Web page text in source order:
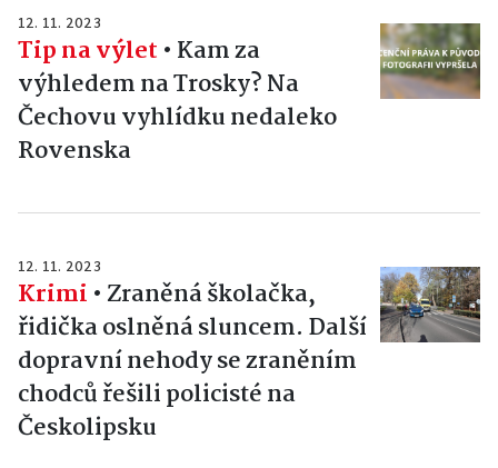
12. 11. 2023
Tip na výlet • Kam za
výhledem na Trosky? Na
Čechovu vyhlídku nedaleko
Rovenska
12. 11. 2023
Krimi • Zraněná školačka,
řidička oslněná sluncem. Další
dopravní nehody se zraněním
chodců řešili policisté na
Českolipsku